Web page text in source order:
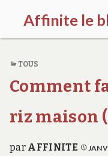
Affinite le
e
p
l
u
s
i
TOUS
Comment
riz maison
par AFFINITE